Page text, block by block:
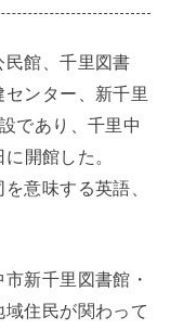
館、千里図書
ンター、新千里
であり、千里中
開館した。
意味する英語、
新千里図書館・
住民が関わって